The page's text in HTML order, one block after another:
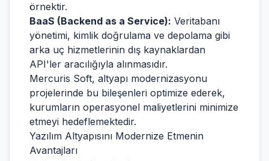
örnektir.
BaaS (Backend as a Service): Veritabanı
yönetimi, kimlik doğrulama ve depolama gibi
arka uç hizmetlerinin dış kaynaklardan
API'ler aracılığıyla alınmasıdır.
Mercuris Soft, altyapı modernizasyonu
projelerinde bu bileşenleri optimize ederek,
kurumların operasyonel maliyetlerini minimize
etmeyi hedeflemektedir.
Yazılım Altyapısını Modernize Etmenin
Avantajları